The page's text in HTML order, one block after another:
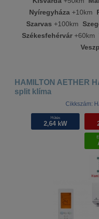
Nyíregyháza +10km
Szarvas +100km
Székesfehérvár +60km
HAMILTON AETHER
split klíma
Cikkszám:
Hűtés
2,64 kW